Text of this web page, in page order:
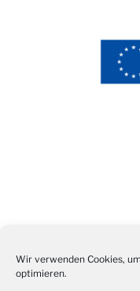
Wir verwenden Cookies,
optimieren.